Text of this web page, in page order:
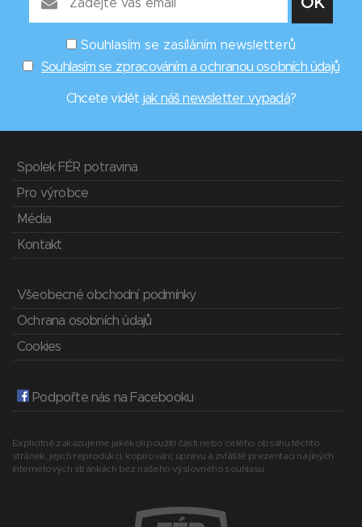
Souhlasím se zasíláním newsletterů
Souhlasím se zpracováním a ochranou osobních údajů
Chcete vidět jak náš newsletter vypadá?
Spolek FÉR potravina
Pro výrobce
Média
Kontakt
Všeobecné obchodní podmínky
Ochrana osobních údajů
Cookies
Podpořte nás na Facebooku
Explicitně zakazujeme jakékoli použití části nebo celého obsahu těchto
stránek, jejich reprodukci, kopírování, úpravu a zvláště prezentaci na jiných
internetových stránkách bez našeho výslovného souhlasu.